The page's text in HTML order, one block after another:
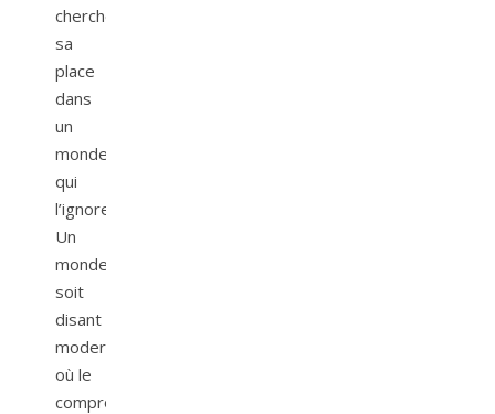
cherche
sa
place
dans
un
monde
qui
l’ignore.
Un
monde
soit
disant
moderne,
où le
compromis